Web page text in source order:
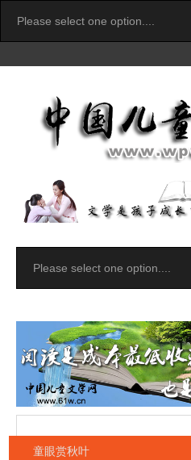
童眼赏秋叶